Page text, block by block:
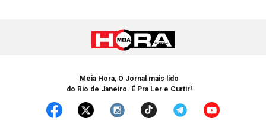
Meia Hora, O Jornal mais lido
do Rio de Janeiro. É Pra Ler e Curtir!